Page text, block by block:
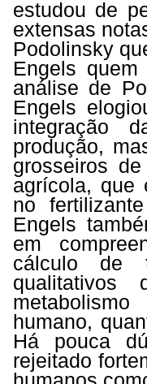
estudou de
extensas
Podolinsky
Engels
análise de
Engels
integração
produção,
grosseiros
agrícola, que
no
Engels
em
cálculo de
humano,
Há pouca
rejeitado